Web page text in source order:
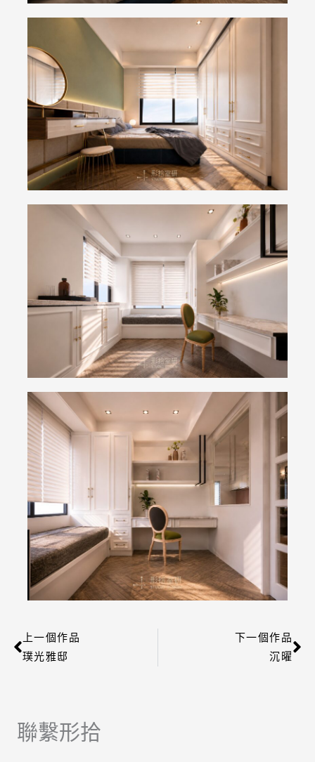
上一頁
上一個作品
璞光雅邸
下一個作品
沉曜
下
聯繫形拾